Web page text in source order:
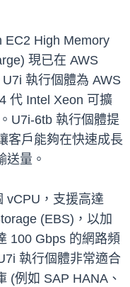
EC2 High Memory
現已在 AWS
執行個體為 AWS
代 Intel Xeon 可擴
U7i-6tb 執行個體提
客戶能夠在快速成長
送量。
vCPU，支援高達
(EBS)，以加
100 Gbps 的網路頻
執行個體非常適合
(例如 SAP HANA、